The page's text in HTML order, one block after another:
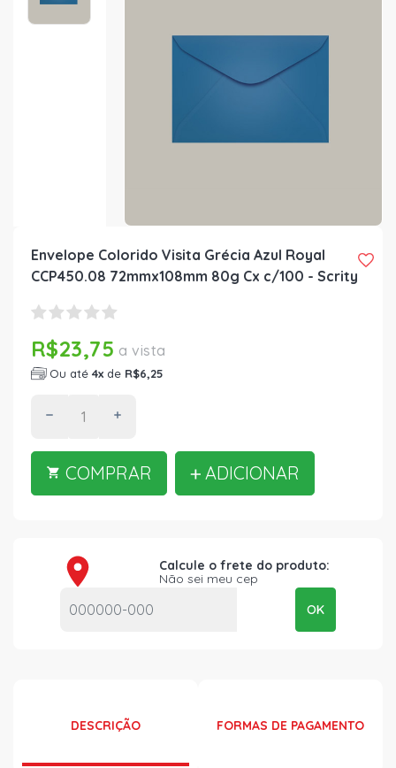
Envelope Colorido Visita Grécia Azul Royal
CCP450.08 72mmx108mm 80g Cx c/100 - Scrity
R$23,75 a vista
Ou até 4x de R$6,25
COMPRAR ADICIONAR
Calcule o frete do produto:
Não sei meu cep
OK
DESCRIÇÃO FORMAS DE PAGAMENTO